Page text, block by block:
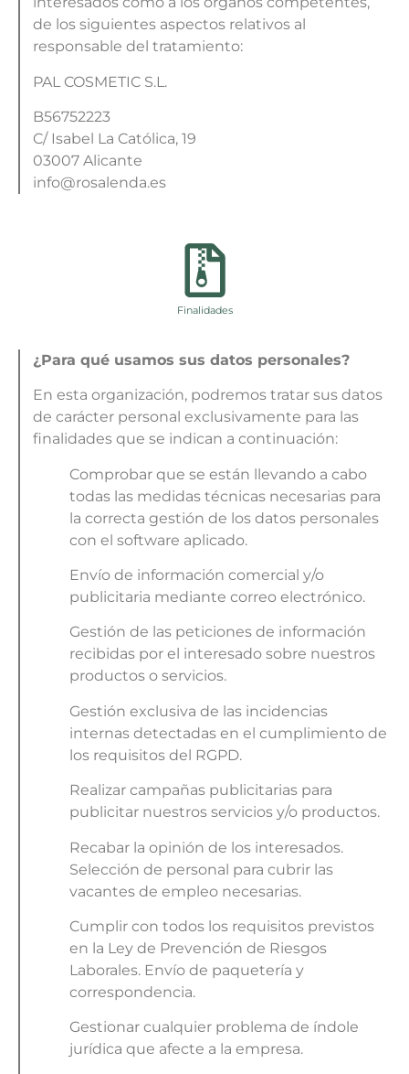
de los siguientes aspectos relativos al
responsable del tratamiento:
PAL COSMETIC S.L.
B56752223
C/ Isabel La Católica, 19
03007 Alicante
info@rosalenda.es
Finalidades
¿Para qué usamos sus datos personales?
En esta organización, podremos tratar sus datos
de carácter personal exclusivamente para las
finalidades que se indican a continuación:
Comprobar que se están llevando a cabo
todas las medidas técnicas necesarias para
la correcta gestión de los datos personales
con el software aplicado.
Envío de información comercial y/o
publicitaria mediante correo electrónico.
Gestión de las peticiones de información
recibidas por el interesado sobre nuestros
productos o servicios.
Gestión exclusiva de las incidencias
internas detectadas en el cumplimiento de
los requisitos del RGPD.
Realizar campañas publicitarias para
publicitar nuestros servicios y/o productos.
Recabar la opinión de los interesados.
Selección de personal para cubrir las
vacantes de empleo necesarias.
Cumplir con todos los requisitos previstos
en la Ley de Prevención de Riesgos
Laborales. Envío de paquetería y
correspondencia.
Gestionar cualquier problema de índole
jurídica que afecte a la empresa.